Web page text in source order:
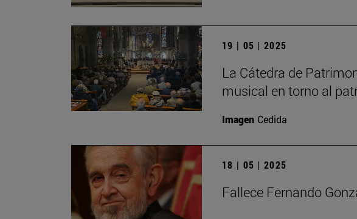
19 | 05 | 2025
La Cátedra de
musical en torno al
Imagen Cedida
18 | 05 | 2025
Fallece Fernando